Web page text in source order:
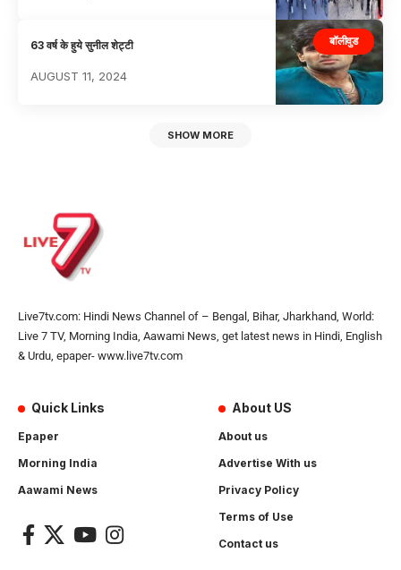
बॉलीवुड
63 वर्ष के हुये सुनील शेट्टी
AUGUST 11, 2024
SHOW MORE
Live7tv.com: Hindi News Channel of – Bengal, Bihar, Jharkhand, World:
Live 7 TV, Morning India, Aawami News, get latest news in Hindi, English
& Urdu, epaper- www.live7tv.com
Quick Links
Epaper
Morning India
Aawami News
About US
About us
Advertise With us
Privacy Policy
Terms of Use
Contact us